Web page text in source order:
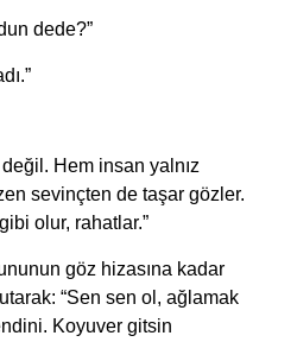
dede?”
Hem insan yalnız
sevinçten de taşar gözler.
olur, rahatlar.”
göz hizasına kadar
“Sen sen ol, ağlamak
Koyuver gitsin